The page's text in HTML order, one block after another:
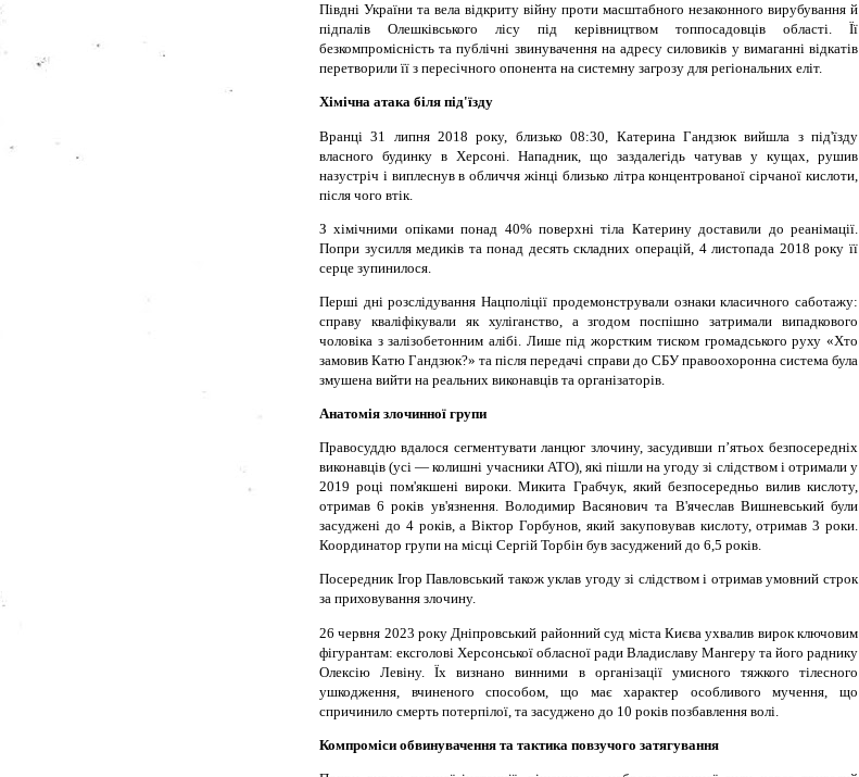
Півдні України та вела відкриту війну проти масштабного незаконного вирубування й
підпалів Олешківського лісу під керівництвом топпосадовців області. Її
безкомпромісність та публічні звинувачення на адресу силовиків у вимаганні відкатів
перетворили її з пересічного опонента на системну загрозу для регіональних еліт.
Хімічна атака біля під'їзду
Вранці 31 липня 2018 року, близько 08:30, Катерина Гандзюк вийшла з під'їзду
власного будинку в Херсоні. Нападник, що заздалегідь чатував у кущах, рушив
назустріч і виплеснув в обличчя жінці близько літра концентрованої сірчаної кислоти,
після чого втік.
З хімічними опіками понад 40% поверхні тіла Катерину доставили до реанімації.
Попри зусилля медиків та понад десять складних операцій, 4 листопада 2018 року її
серце зупинилося.
Перші дні розслідування Нацполіції продемонстрували ознаки класичного саботажу:
справу кваліфікували як хуліганство, а згодом поспішно затримали випадкового
чоловіка з залізобетонним алібі. Лише під жорстким тиском громадського руху «Хто
замовив Катю Гандзюк?» та після передачі справи до СБУ правоохоронна система була
змушена вийти на реальних виконавців та організаторів.
Анатомія злочинної групи
Правосуддю вдалося сегментувати ланцюг злочину, засудивши п’ятьох безпосередніх
виконавців (усі — колишні учасники АТО), які пішли на угоду зі слідством і отримали у
2019 році пом'якшені вироки. Микита Грабчук, який безпосередньо вилив кислоту,
отримав 6 років ув'язнення. Володимир Васянович та В'ячеслав Вишневський були
засуджені до 4 років, а Віктор Горбунов, який закуповував кислоту, отримав 3 роки.
Координатор групи на місці Сергій Торбін був засуджений до 6,5 років.
Посередник Ігор Павловський також уклав угоду зі слідством і отримав умовний строк
за приховування злочину.
26 червня 2023 року Дніпровський районний суд міста Києва ухвалив вирок ключовим
фігурантам: ексголові Херсонської обласної ради Владиславу Мангеру та його раднику
Олексію Левіну. Їх визнано винними в організації умисного тяжкого тілесного
ушкодження, вчиненого способом, що має характер особливого мучення, що
спричинило смерть потерпілої, та засуджено до 10 років позбавлення волі.
Компроміси обвинувачення та тактика повзучого затягування